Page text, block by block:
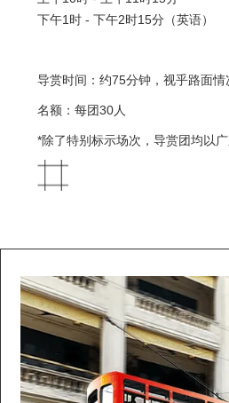
下午1时 - 下午2时15分（英语）
导赏时间：约75分钟，视乎路面情
名额：每团30人
*除了特别标示场次，导赏团均以广